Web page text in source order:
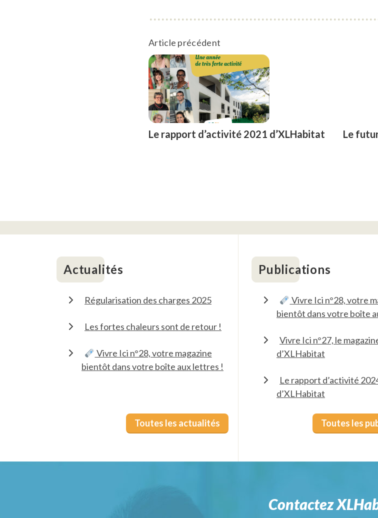
Article précédent
Le rapport d’activité 2021 d’XLHabitat
Le
Actualités
Régularisation des charges 2025
Les fortes chaleurs sont de retour !
Vivre Ici n°28, votre magazine
bientôt dans votre boîte aux lettres !
Toutes les actualités
Publications
Vivre Ici n°28, votre
bientôt dans votre boîte
Vivre Ici n°27, le
d’XLHabitat
Le rapport d’activité
d’XLHabitat
Toutes les
Contactez